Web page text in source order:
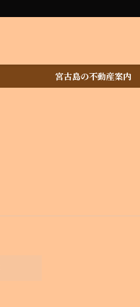
宮古島の不動産案内